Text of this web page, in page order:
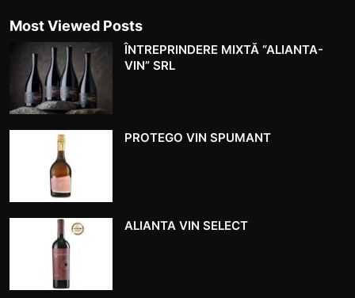
Most Viewed Posts
ÎNTREPRINDERE MIXTĂ “ALIANTA-
VIN” SRL
PROTEGO VIN SPUMANT
ALIANTA VIN SELECT